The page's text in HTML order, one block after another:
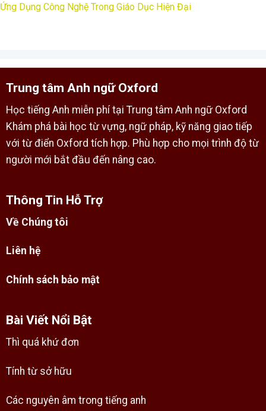
Ứng Dụng Công Nghệ Trong Giáo Dục Hiện Đại
Trung tâm Anh ngữ Oxford
Học tiếng Anh miễn phí tại Trung tâm Anh ngữ Oxford
Khám phá bài học từ vựng, ngữ pháp, kỹ năng giao tiếp
với từ điển Oxford tích hợp. Phù hợp cho mọi trình độ từ
người mới bắt đầu đến nâng cao.
Thông Tin Hỗ Trợ
Về Chúng tôi
Liên hệ
Chính sách bảo mật
Bài Viết Nổi Bật
Thì quá khứ đơn
Tính từ sở hữu
Các nguyên âm trong tiếng anh